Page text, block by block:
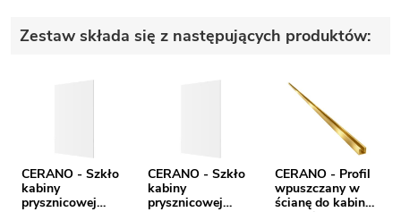
Zestaw składa się z następujących produktów:
CERANO - Szkło
kabiny
prysznicowej
CERANO - Szkło
kabiny
prysznicowej
CERANO - Profil
wpuszczany w
ścianę do kabin